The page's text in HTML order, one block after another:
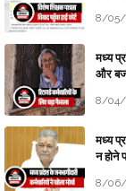
8/05/
मध्य
और
8/04/
मध्य
न होने
8/06/